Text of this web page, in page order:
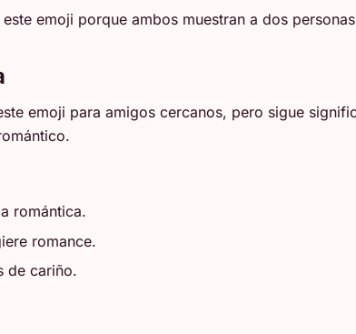
emoji porque ambos muestran a dos
emoji para amigos cercanos, pero sigue
romántica.
romance.
de cariño.